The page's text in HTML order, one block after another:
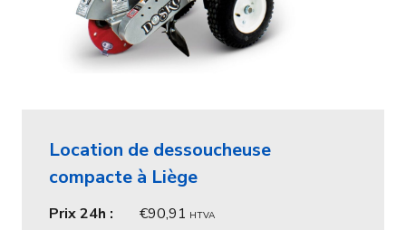
Location de dessoucheuse
compacte à Liège
Prix 24h : 90,91 HTVA